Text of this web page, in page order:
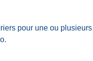
pour une ou plusieurs